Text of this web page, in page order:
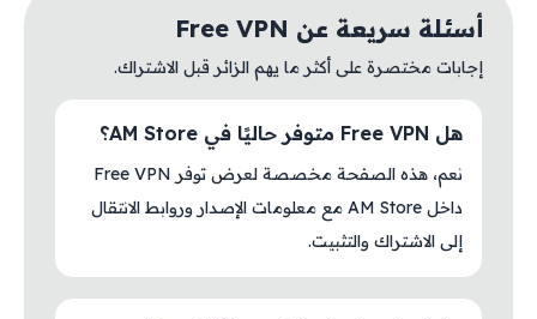
أسئلة سريعة عن Free VPN
إجابات مختصرة على أكثر ما يهم الزائر قبل الاشتراك.
هل Free VPN متوفر حاليًا في AM Store؟
نعم، هذه الصفحة مخصصة لعرض توفر Free VPN
داخل AM Store مع معلومات الإصدار وروابط الانتقال
إلى الاشتراك والتثبيت.